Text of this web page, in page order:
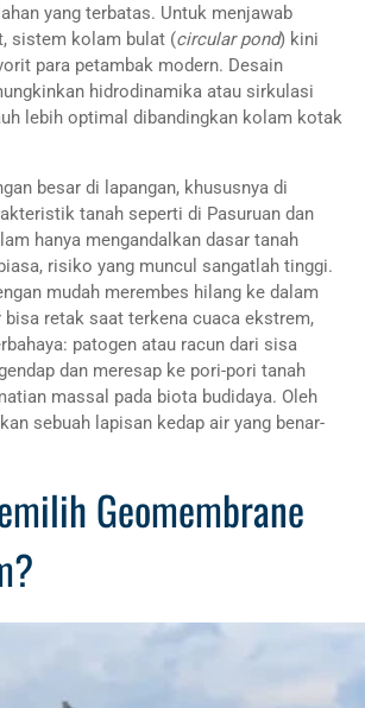
yang terbatas. Untuk menjawab
sistem kolam bulat (circular pond) kini
para petambak modern. Desain
hidrodinamika atau sirkulasi
lebih optimal dibandingkan kolam kotak
besar di lapangan, khususnya di
tanah seperti di Pasuruan dan
hanya mengandalkan dasar tanah
risiko yang muncul sangatlah tinggi.
mudah merembes hilang ke dalam
bisa retak saat terkena cuaca ekstrem,
patogen atau racun dari sisa
dan meresap ke pori-pori tanah
massal pada biota budidaya. Oleh
sebuah lapisan kedap air yang benar-
Geomembrane